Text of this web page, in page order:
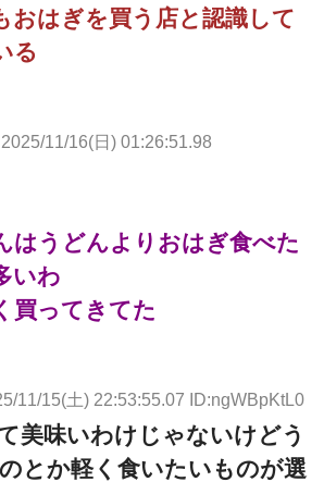
おはぎを買う店と認識して
る
2025/11/16(日) 01:26:51.98
はうどんよりおはぎ食べた
いわ
買ってきてた
11/15(土) 22:53:55.07 ID:ngWBpKtL0
美味いわけじゃないけどう
とか軽く食いたいものが選